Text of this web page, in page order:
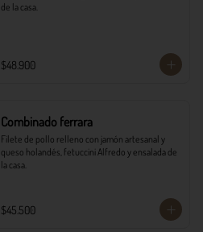
de la casa.
$48.900
Combinado ferrara
Filete de pollo relleno con jamón artesanal y
queso holandés, fetuccini Alfredo y ensalada de
la casa.
$45.500